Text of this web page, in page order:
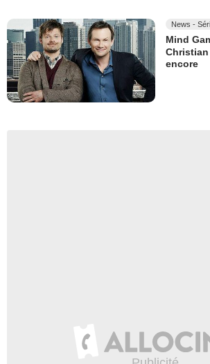
News -
Mind
Christian
encore